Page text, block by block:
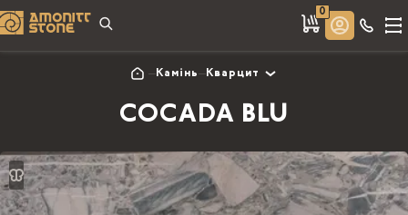
0
Камінь Кварцит
COCADA BLU